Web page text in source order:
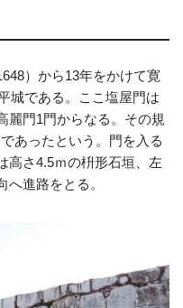
）から13年をかけて寛
城である。ここ塩屋門は
麗門1門からなる。その規
あったという。門を入る
高さ4.5ｍの枡形石垣、左
進路をとる。